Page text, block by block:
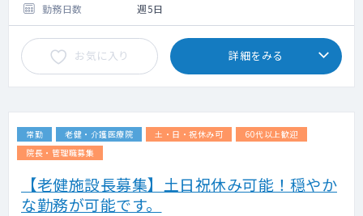
勤務日数 週5日
お気に入り 詳細をみる
常勤 老健・介護医療院 土・日・祝休み可
60代以上歓迎
院長・管理職募集
【老健施設長募集】土日祝休み可能！穏やか
な勤務が可能です。